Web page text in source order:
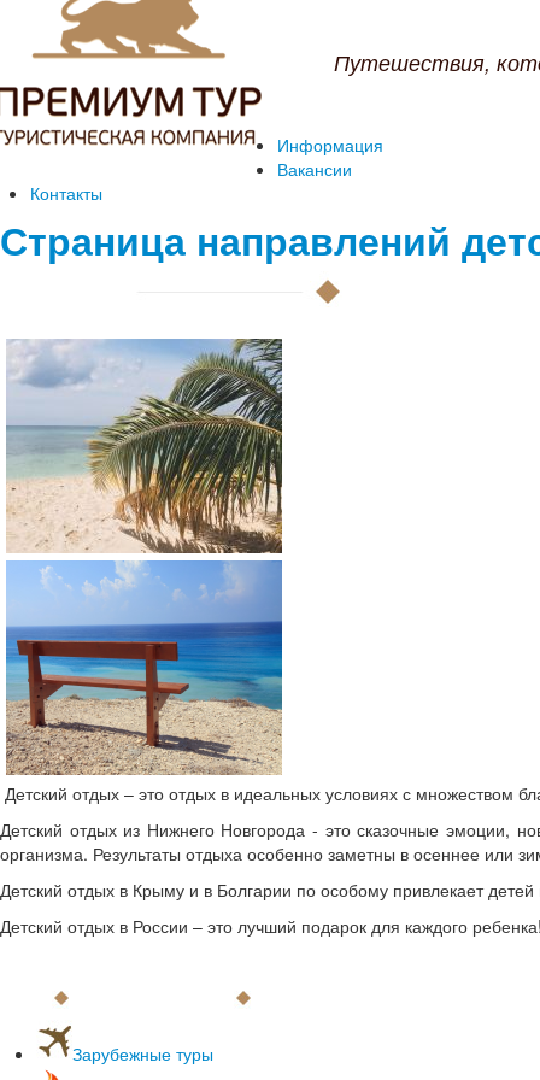
Путешествия,
Информация
Вакансии
Контакты
Страница направлений
Детский отдых – это отдых в идеальных условиях с множеством
Детский отдых из Нижнего Новгорода - это сказочные эмоции,
организма. Результаты отдыха особенно заметны в осеннее или
Детский отдых в Крыму и в Болгарии по особому привлекает
Детский отдых в России – это лучший подарок для каждого
Зарубежные туры